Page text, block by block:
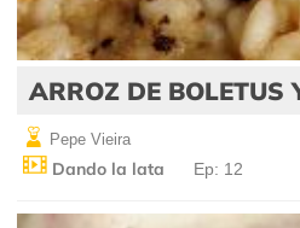
ARROZ DE BOLETUS
Pepe Vieira
Dando la lata Ep: 12